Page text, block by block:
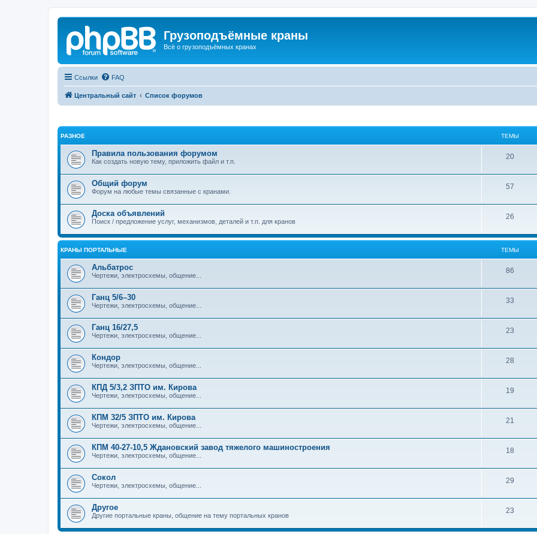
Грузоподъёмные краны
Всё о грузоподъёмных кранах
Ссылки FAQ
Центральный сайт Список форумов
РАЗНОЕ ТЕМЫ
Правила пользования форумом
Как создать новую тему, приложить файл и т.п.
20
Общий форум
Форум на любые темы связанные с кранами.
57
Доска объявлений
Поиск / предложение услуг, механизмов, деталей и т.п. для кранов
26
КРАНЫ ПОРТАЛЬНЫЕ ТЕМЫ
Альбатрос
Чертежи, электросхемы, общение...
86
Ганц 5/6–30
Чертежи, электросхемы, общение...
33
Ганц 16/27,5
Чертежи, электросхемы, общение...
23
Кондор
Чертежи, электросхемы, общение...
28
КПД 5/3,2 ЗПТО им. Кирова
Чертежи, электросхемы, общение...
19
КПМ 32/5 ЗПТО им. Кирова
Чертежи, электросхемы, общение...
21
КПМ 40-27-10,5 Ждановский завод тяжелого машиностроения
Чертежи, электросхемы, общение...
18
Сокол
Чертежи, электросхемы, общение...
29
Другое
Другие портальные краны, общение на тему портальных кранов
23